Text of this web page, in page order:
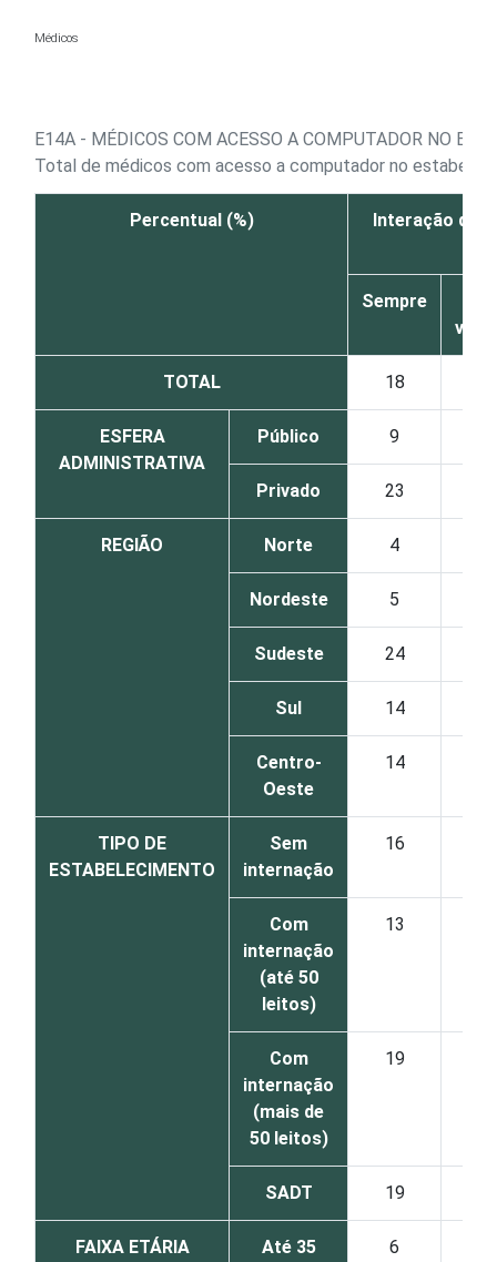
Médicos
E14A - MÉDICOS COM ACESSO A COMPUTADOR NO
Total de médicos com acesso a computador no
Percentual (%) Interação que
Sempre
TOTAL 18
ESFERA
ADMINISTRATIVA
Público 9
Privado 23
REGIÃO Norte 4
Nordeste 5
Sudeste 24
Sul 14
Centro-
Oeste
14
TIPO DE
ESTABELECIMENTO
Sem
internação
16
Com
internação
(até 50
leitos)
13
Com
internação
(mais de
50 leitos)
19
SADT 19
FAIXA ETÁRIA
Até 35
6